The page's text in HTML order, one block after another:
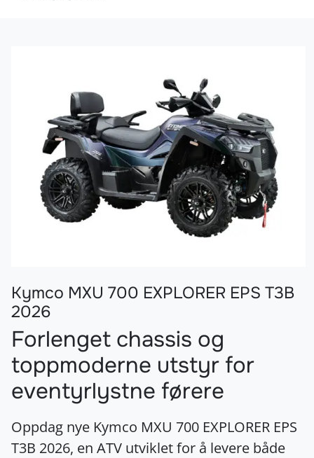
Kymco MXU 700 EXPLORER EPS T3B
2026
Forlenget chassis og
toppmoderne utstyr for
eventyrlystne førere
Oppdag nye Kymco MXU 700 EXPLORER EPS
T3B 2026, en ATV utviklet for å levere både